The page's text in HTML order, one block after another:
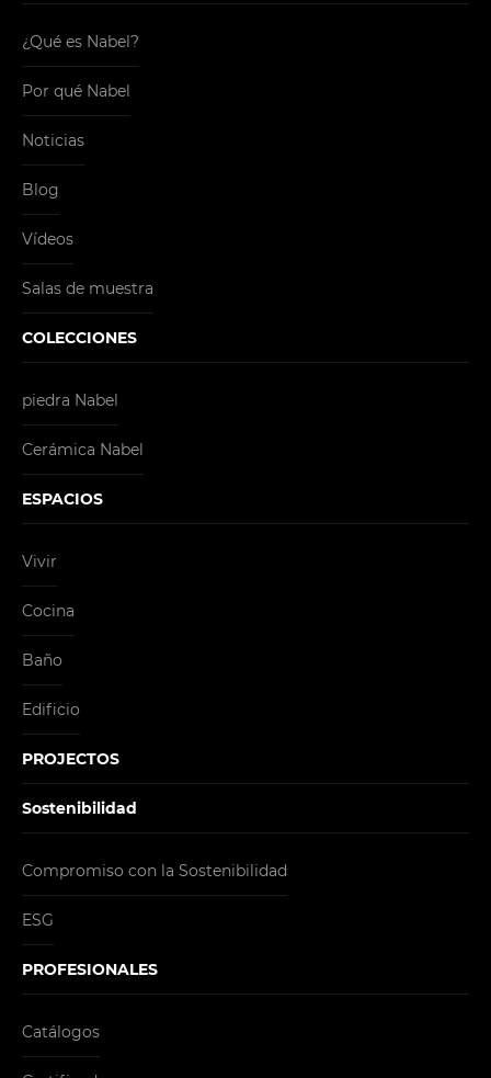
¿Qué es Nabel?
Por qué Nabel
Noticias
Blog
Vídeos
Salas de muestra
COLECCIONES
piedra Nabel
Cerámica Nabel
ESPACIOS
Vivir
Cocina
Baño
Edificio
PROJECTOS
Sostenibilidad
Compromiso con la Sostenibilidad
ESG
PROFESIONALES
Catálogos